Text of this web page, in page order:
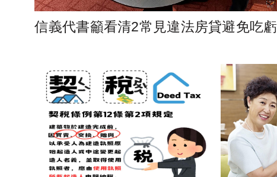
信義代書籲看清2常見違法房貸避免吃虧